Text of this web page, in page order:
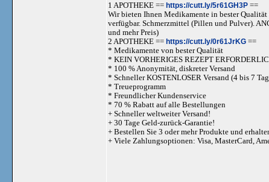
1 APOTHEKE == https://cutt.ly/5r61GH3P ==
Wir bieten Ihnen Medikamente in bester
verfügbar. Schmerzmittel (Pillen und Pulver).
und mehr Preis)
2 APOTHEKE == https://cutt.ly/0r61JrKG ==
* Medikamente von bester Qualität
* KEIN VORHERIGES REZEPT
* 100 % Anonymität, diskreter Versand
* Schneller KOSTENLOSER Versand (4 bis 7
* Treueprogramm
* Freundlicher Kundenservice
* 70 % Rabatt auf alle Bestellungen
+ Schneller weltweiter Versand!
+ 30 Tage Geld-zurück-Garantie!
+ Bestellen Sie 3 oder mehr Produkte und
+ Viele Zahlungsoptionen: Visa, MasterCard,